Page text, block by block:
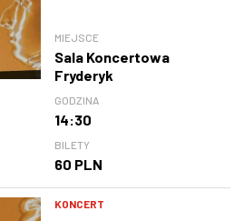
MIEJSCE
Sala Koncertowa
Fryderyk
GODZINA
14:30
BILETY
60 PLN
KONCERT